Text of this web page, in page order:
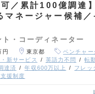
可／累計100億調達
マネージャー候補／
ト・コーディネーター
円 東京都 ベンチャー
新サービス 英語力不問 転
達済 年収600万以上 フレッ
援制度